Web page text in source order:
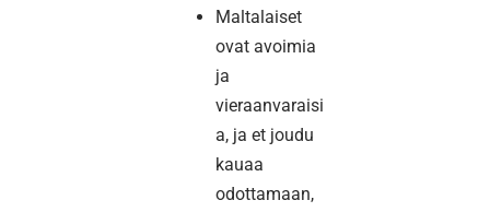
Maltalaiset
ovat avoimia
ja
vieraanvaraisi
a, ja et joudu
kauaa
odottamaan,